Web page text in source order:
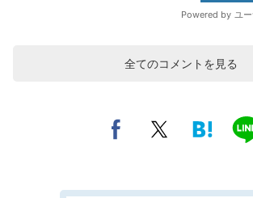
全てのコメントを見る